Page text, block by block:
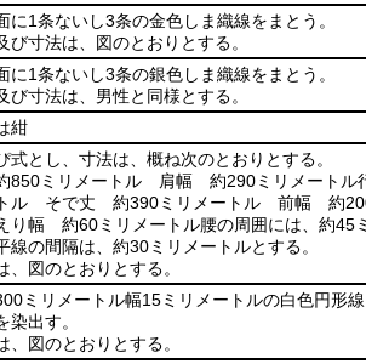
に1条ないし3条の金色しま織線をまとう。
び寸法は、図のとおりとする。
に1条ないし3条の銀色しま織線をまとう。
び寸法は、男性と同様とする。
紺
式とし、寸法は、概ね次のとおりとする。
ミリメートル 肩幅 約290ミリメート
ル そで丈 約390ミリメートル 前幅 約
幅 約60ミリメートル腰の周囲には、約45
線の間隔は、約30ミリメートルとする。
、図のとおりとする。
ミリメートル幅15ミリメートルの白色円形
染出す。
、図のとおりとする。